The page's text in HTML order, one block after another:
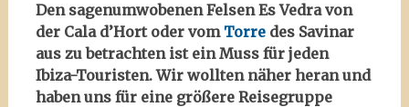
Den sagenumwobenen Felsen Es Vedra von
der Cala d’Hort oder vom Torredes Savinar
aus zu betrachten ist ein Muss für jeden
Ibiza-Touristen. Wir wollten näher heran und
haben uns für eine größere Reisegruppe